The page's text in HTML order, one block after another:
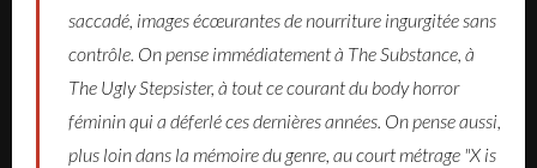
saccadé, images écœurantes de nourriture ingurgitée sans
contrôle. On pense immédiatement à The Substance, à
The Ugly Stepsister, à tout ce courant du body horror
féminin qui a déferlé ces dernières années. On pense aussi,
plus loin dans la mémoire du genre, au court métrage "X is